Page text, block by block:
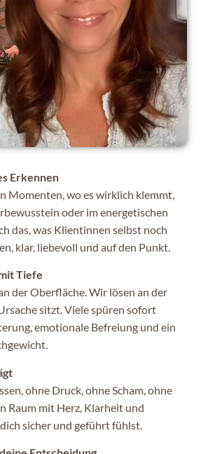
Erkennen
Momenten, wo es wirklich klemmt,
oder im energetischen
das, was Klientinnen selbst noch
klar, liebevoll und auf den Punkt.
Tiefe
der Oberfläche. Wir lösen an der
sitzt. Viele spüren sofort
emotionale Befreiung und ein
ohne Druck, ohne Scham, ohne
Raum mit Herz, Klarheit und
sicher und geführt fühlst.